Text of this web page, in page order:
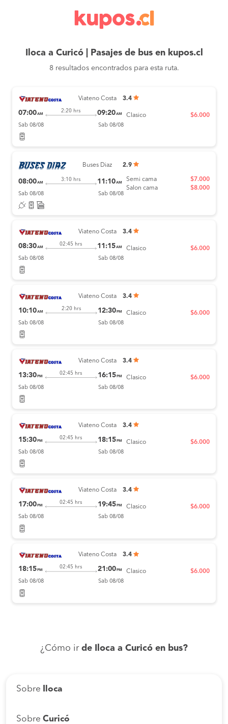
Iloca a Curicó | Pasajes de bus en kupos.cl
8 resultados encontrados para esta ruta.
Viateno Costa 3.4
07:00AM
2:20 hrs 09:20AM
Sab 08/08 Sab 08/08
Clasico $6.000
Buses Diaz 2.9
08:00AM
3:10 hrs 11:10AM
Sab 08/08 Sab 08/08
Semi cama
Salon cama
$7.000
$8.000
Viateno Costa 3.4
08:30AM
02:45 hrs 11:15AM
Sab 08/08 Sab 08/08
Clasico $6.000
Viateno Costa 3.4
10:10AM
2:20 hrs 12:30 PM
Sab 08/08 Sab 08/08
Clasico $6.000
Viateno Costa 3.4
13:30 PM
02:45 hrs 16:15 PM
Sab 08/08 Sab 08/08
Clasico $6.000
Viateno Costa 3.4
15:30 PM
02:45 hrs 18:15 PM
Sab 08/08 Sab 08/08
Clasico $6.000
Viateno Costa 3.4
17:00 PM
02:45 hrs 19:45 PM
Sab 08/08 Sab 08/08
Clasico $6.000
Viateno Costa 3.4
18:15 PM
02:45 hrs 21:00 PM
Sab 08/08 Sab 08/08
Clasico $6.000
¿Cómo ir de Iloca a Curicó en bus?
Sobre Iloca
Sobre Curicó